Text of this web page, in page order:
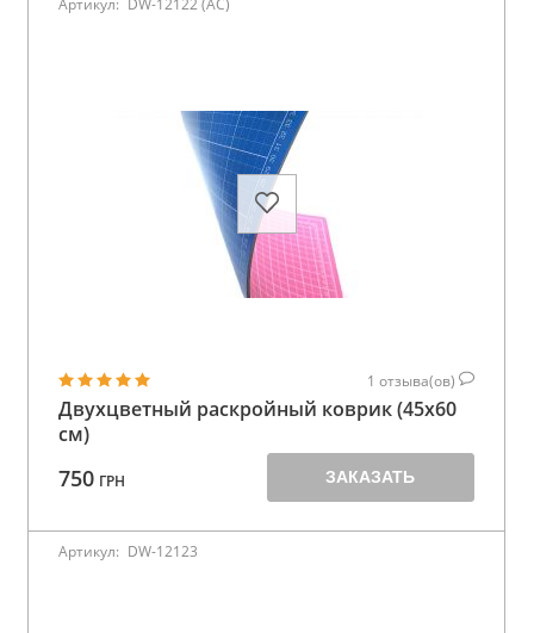
Артикул: DW-12122 (AC)
1 отзыва(ов)
Двухцветный раскройный коврик (45x60
см)
750 ГРН ЗАКАЗАТЬ
Артикул: DW-12123